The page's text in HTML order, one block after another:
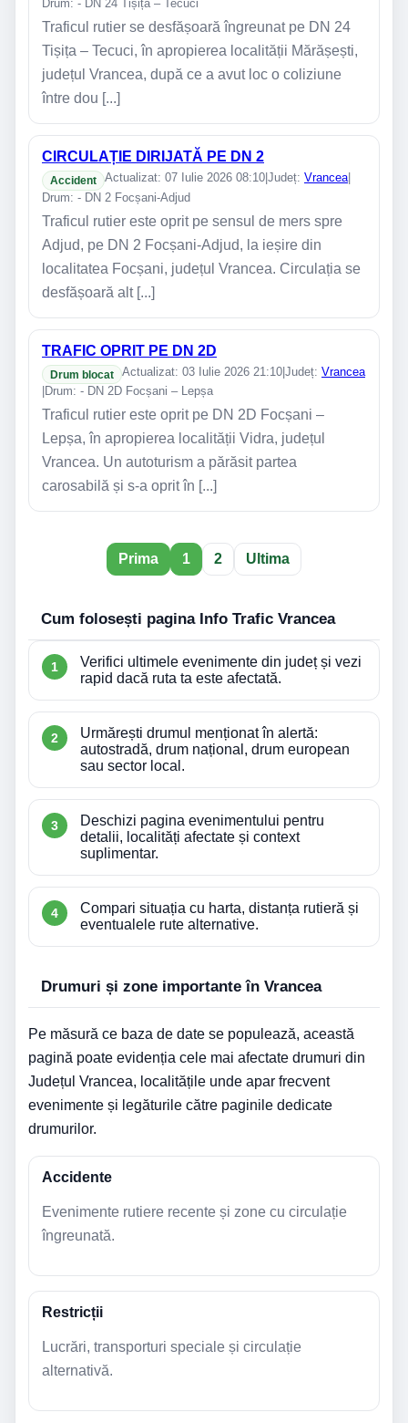
Drum: - DN 24 Tișița – Tecuci
Traficul rutier se desfășoară îngreunat pe DN 24
Tișița – Tecuci, în apropierea localității Mărășești,
județul Vrancea, după ce a avut loc o coliziune
între dou [...]
CIRCULAȚIE DIRIJATĂ PE DN 2
Accident Actualizat: 07 Iulie 2026 08:10 Județ: Vrancea
Drum: - DN 2 Focșani-Adjud
Traficul rutier este oprit pe sensul de mers spre
Adjud, pe DN 2 Focșani-Adjud, la ieșire din
localitatea Focșani, județul Vrancea. Circulația se
desfășoară alt [...]
TRAFIC OPRIT PE DN 2D
Drum blocat Actualizat: 03 Iulie 2026 21:10|Județ: Vrancea
Drum: - DN 2D Focșani – Lepșa
Traficul rutier este oprit pe DN 2D Focșani –
Lepșa, în apropierea localității Vidra, județul
Vrancea. Un autoturism a părăsit partea
carosabilă și s-a oprit în [...]
Prima 1 2 Ultima
Cum folosești pagina Info Trafic Vrancea
Verifici ultimele evenimente din județ și vezi
rapid dacă ruta ta este afectată.
Urmărești drumul menționat în alertă:
autostradă, drum național, drum european
sau sector local.
Deschizi pagina evenimentului pentru
detalii, localități afectate și context
suplimentar.
Compari situația cu harta, distanța rutieră și
eventualele rute alternative.
Drumuri și zone importante în Vrancea
Pe măsură ce baza de date se populează, această
pagină poate evidenția cele mai afectate drumuri din
Județul Vrancea, localitățile unde apar frecvent
evenimente și legăturile către paginile dedicate
drumurilor.
Accidente
Evenimente rutiere recente și zone cu circulație
îngreunată.
Restricții
Lucrări, transporturi speciale și circulație
alternativă.